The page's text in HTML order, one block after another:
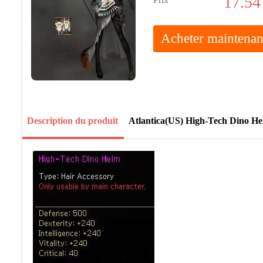
Acheter
Description du produit Atlantica(US) High-Tech Dino